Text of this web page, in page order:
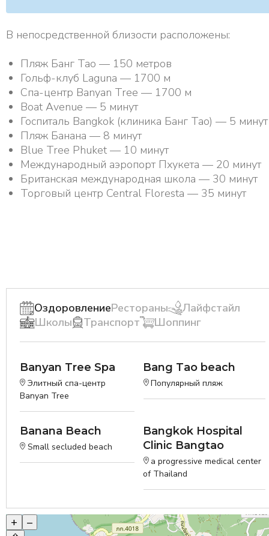
В непосредственной близости расположены:
Пляж Банг Тао — 150 метров
Гольф-клуб Laguna — 1700 м
Спа-центр Banyan Tree — 1700 м
Boat Avenue — 5 минут
Госпиталь Bangkok (клиника Банг Тао) — 5 минут
Пляж Банана — 8 минут
Blue Tree Phuket — 10 минут
Международный аэропорт Пхукета — 20 минут
Британская международная школа — 30 минут
Торговый центр Central Floresta — 35 минут
ОздоровлениеРестораны
Лайфстайл
Школы
Транспорт Шоппинг
Banyan Tree Spa
Элитный спа-центр
Banyan Tree
Bang Tao beach
Популярный пляж
Banana Beach
Small secluded beach
Bangkok Hospital
Clinic Bangtao
a progressive medical center
of Thailand
+
–